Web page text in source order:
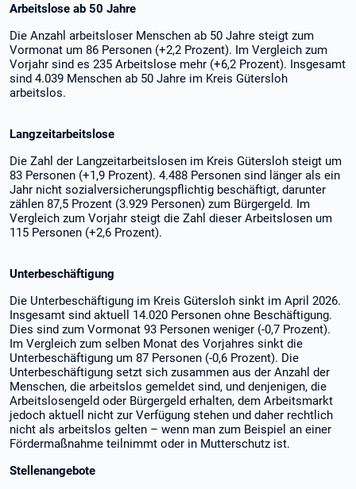
Arbeitslose ab 50 Jahre
Die Anzahl arbeitsloser Menschen ab 50 Jahre steigt zum
Vormonat um 86 Personen (+2,2 Prozent). Im Vergleich zum
Vorjahr sind es 235 Arbeitslose mehr (+6,2 Prozent). Insgesamt
sind 4.039 Menschen ab 50 Jahre im Kreis Gütersloh
arbeitslos.
Langzeitarbeitslose
Die Zahl der Langzeitarbeitslosen im Kreis Gütersloh steigt um
83 Personen (+1,9 Prozent). 4.488 Personen sind länger als ein
Jahr nicht sozialversicherungspflichtig beschäftigt, darunter
zählen 87,5 Prozent (3.929 Personen) zum Bürgergeld. Im
Vergleich zum Vorjahr steigt die Zahl dieser Arbeitslosen um
115 Personen (+2,6 Prozent).
Unterbeschäftigung
Die Unterbeschäftigung im Kreis Gütersloh sinkt im April 2026.
Insgesamt sind aktuell 14.020 Personen ohne Beschäftigung.
Dies sind zum Vormonat 93 Personen weniger (-0,7 Prozent).
Im Vergleich zum selben Monat des Vorjahres sinkt die
Unterbeschäftigung um 87 Personen (-0,6 Prozent). Die
Unterbeschäftigung setzt sich zusammen aus der Anzahl der
Menschen, die arbeitslos gemeldet sind, und denjenigen, die
Arbeitslosengeld oder Bürgergeld erhalten, dem Arbeitsmarkt
jedoch aktuell nicht zur Verfügung stehen und daher rechtlich
nicht als arbeitslos gelten – wenn man zum Beispiel an einer
Fördermaßnahme teilnimmt oder in Mutterschutz ist.
Stellenangebote